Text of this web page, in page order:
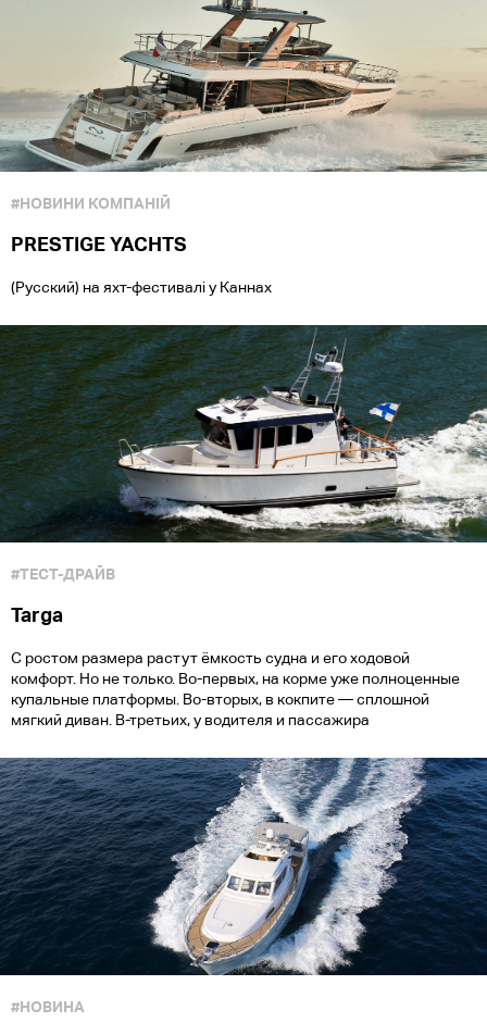
#НОВИНИ КОМПАНІЙ
PRESTIGE YACHTS
(Русский) на яхт-фестивалі у Каннах
#ТЕСТ-ДРАЙВ
Targa
С ростом размера растут ёмкость судна и его ходовой
комфорт. Но не только. Во-первых, на корме уже полноценные
купальные платформы. Во-вторых, в кокпите — сплошной
мягкий диван. В-третьих, у водителя и пассажира
#НОВИНА